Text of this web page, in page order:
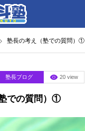
塾長の考え（塾での質問）①
塾長ブログ 20 view
での質問）①
事を見る
一覧